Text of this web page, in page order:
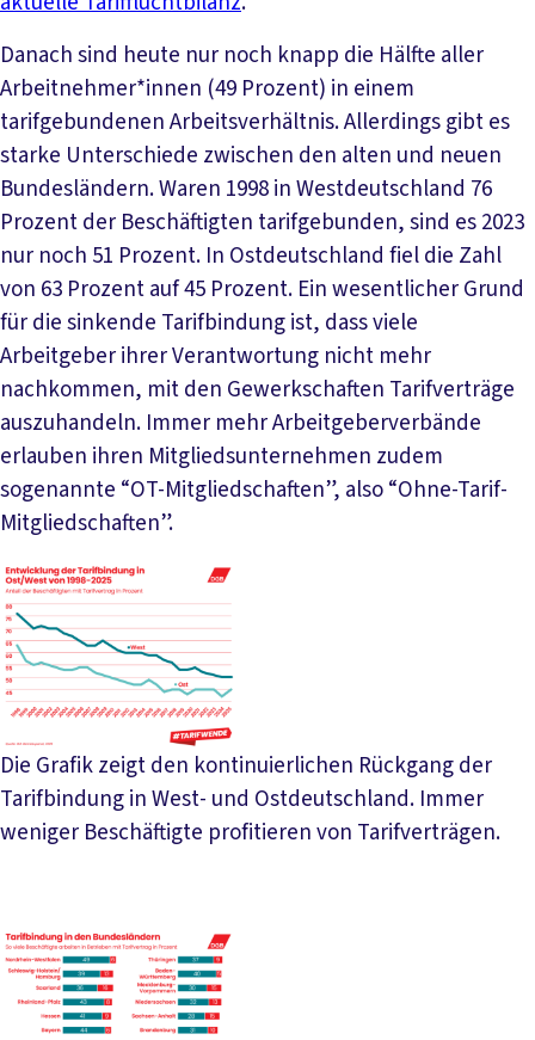
Danach sind heute nur noch knapp die Hälfte aller
Arbeitnehmer*innen (49 Prozent) in einem
tarifgebundenen Arbeitsverhältnis. Allerdings gibt es
starke Unterschiede zwischen den alten und neuen
Bundesländern. Waren 1998 in Westdeutschland 76
Prozent der Beschäftigten tarifgebunden, sind es 2023
nur noch 51 Prozent. In Ostdeutschland fiel die Zahl
von 63 Prozent auf 45 Prozent. Ein wesentlicher Grund
für die sinkende Tarifbindung ist, dass viele
Arbeitgeber ihrer Verantwortung nicht mehr
nachkommen, mit den Gewerkschaften Tarifverträge
auszuhandeln. Immer mehr Arbeitgeberverbände
erlauben ihren Mitgliedsunternehmen zudem
sogenannte “OT-Mitgliedschaften”, also “Ohne-Tarif-
Mitgliedschaften”.
Die Grafik zeigt den kontinuierlichen Rückgang der
Tarifbindung in West- und Ostdeutschland. Immer
weniger Beschäftigte profitieren von Tarifverträgen.